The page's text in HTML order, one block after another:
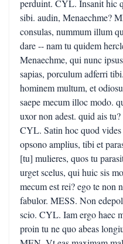
perduint. CYL. Insanit hic
sibi. audin, Menaechme?
consulas, nummum illum
dare -- nam tu quidem
Menaechme, qui nunc
sapias, porculum adferri
hominem multum, et
saepe mecum illoc modo.
uxor non adest. quid ais
CYL. Satin hoc quod vides
opsono amplius, tibi et
[tu] mulieres, quos tu
urget scelus, qui huic sis
mecum est rei? ego te non
fabulor. MESS. Non
scio. CYL. Iam ergo haec
proin tu ne quo abeas